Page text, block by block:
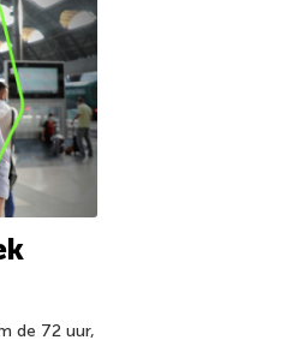
de 72 uur,